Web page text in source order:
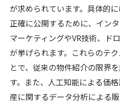
が求められています。具体的
正確に公開するために、イン
マーケティングやVR技術、ド
が挙げられます。これらのテ
とで、従来の物件紹介の限界
す。また、人工知能による価
産に関するデータ分析による